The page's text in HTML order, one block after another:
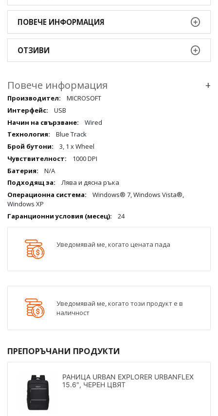
ПОВЕЧЕ ИНФОРМАЦИЯ
ОТЗИВИ
Повече информация +
Повече
информация
MICROSOFT
USB
Wired
Blue Track
3, 1 x Wheel
1000 DPI
N/A
Лява и дясна ръка
Windows® 7, Windows Vista®,
Windows XP
24
Уведомявай ме, когато цената пада
Уведомявай ме, когато този продукт е в
наличност
ПРЕПОРЪЧАНИ ПРОДУКТИ
РАНИЦА URBAN EXPLORER URBANFLEX
15.6″, ЧЕРЕН ЦВЯТ